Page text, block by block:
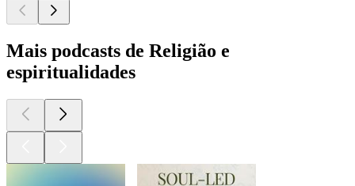
Mais podcasts de Religião e
espiritualidades